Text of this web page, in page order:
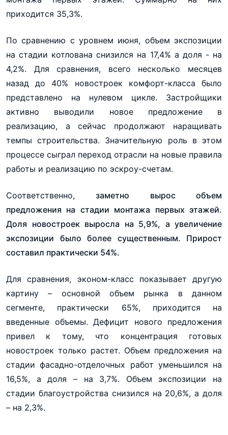
приходится 35,3%.
По сравнению с уровнем июня, объем экспозиции
на стадии котлована снизился на 17,4% а доля - на
4,2%. Для сравнения, всего несколько месяцев
назад до 40% новостроек комфорт-класса было
представлено на нулевом цикле. Застройщики
активно выводили новое предложение в
реализацию, а сейчас продолжают наращивать
темпы строительства. Значительную роль в этом
процессе сыграл переход отрасли на новые правила
работы и реализацию по эскроу-счетам.
Соответственно,заметно вырос объем
предложения на стадии монтажа первых этажей.
Доля новостроек выросла на 5,9%, а увеличение
экспозиции было более существенным. Прирост
составил практически 54%.
Для сравнения, эконом-класс показывает другую
картину – основной объем рынка в данном
сегменте, практически 65%, приходится на
введенные объемы. Дефицит нового предложения
привел к тому, что концентрация готовых
новостроек только растет. Объем предложения на
стадии фасадно-отделочных работ уменьшился на
16,5%, а доля – на 3,7%. Объем экспозиции на
стадии благоустройства снизился на 20,6%, а доля
– на 2,3%.